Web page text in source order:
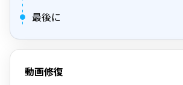
最後に
動画修復